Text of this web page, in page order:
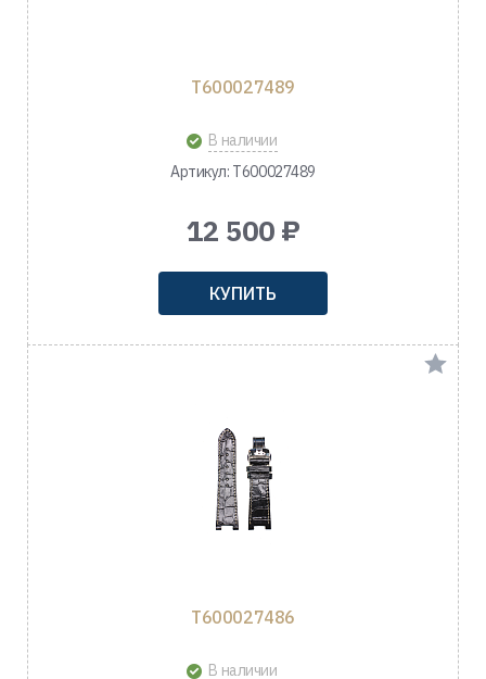
T600027489
В наличии
Артикул: T600027489
12 500 ₽
КУПИТЬ
T600027486
В наличии